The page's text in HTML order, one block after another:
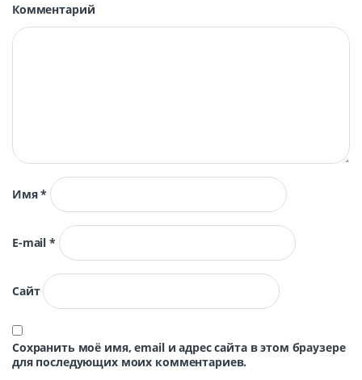
Комментарий
Имя*
E-mail*
Сайт
Сохранить моё имя, email и адрес сайта в этом браузере
для последующих моих комментариев.